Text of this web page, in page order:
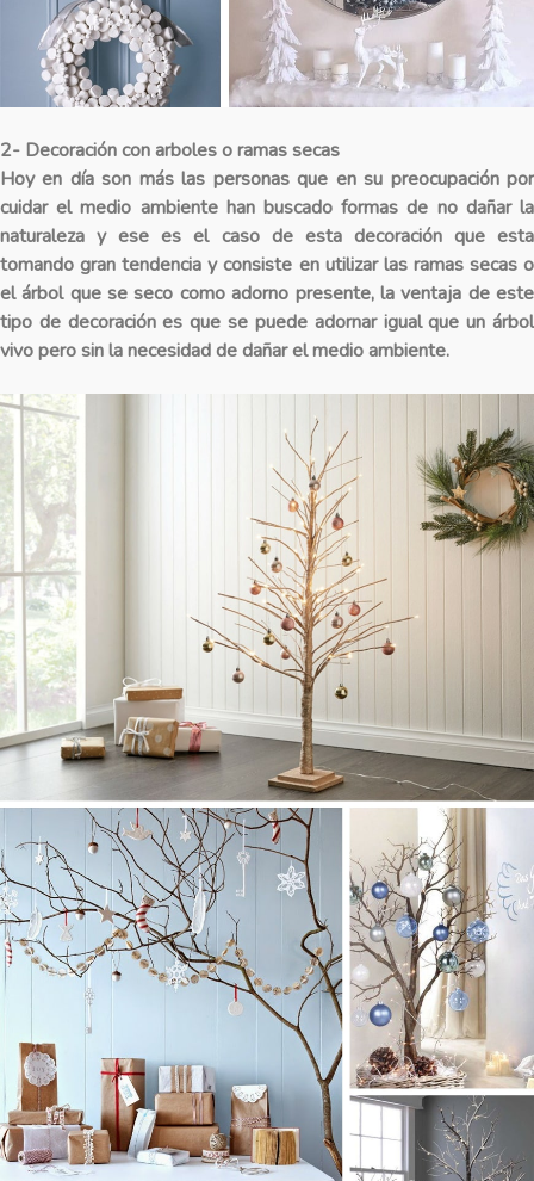
2- Decoración con arboles o ramas secas
Hoy en día son más las personas que en su preocupación por
cuidar el medio ambiente han buscado formas de no dañar la
naturaleza y ese es el caso de esta decoración que esta
tomando gran tendencia y consiste en utilizar las ramas secas o
el árbol que se seco como adorno presente, la ventaja de este
tipo de decoración es que se puede adornar igual que un árbol
vivo pero sin la necesidad de dañar el medio ambiente.